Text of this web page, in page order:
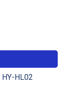
HL02